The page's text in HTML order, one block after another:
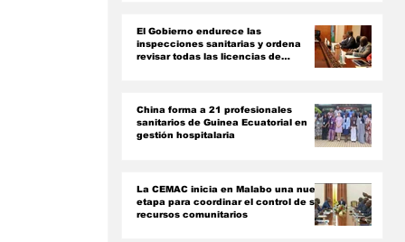
El Gobierno endurece las
inspecciones sanitarias y ordena
revisar todas las licencias de
China forma a 21 profesionales
sanitarios de Guinea Ecuatorial en
gestión hospitalaria
La CEMAC inicia en Malabo una nueva
etapa para coordinar el control de sus
recursos comunitarios